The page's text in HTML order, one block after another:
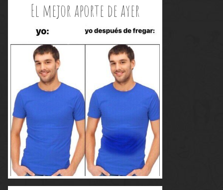
El mejor aporte de ayer